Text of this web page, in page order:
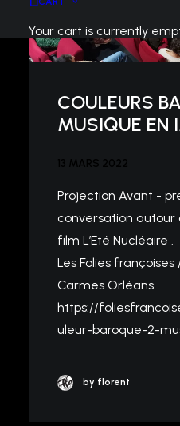
Your cart is currently
COULEURS
MUSIQUE EN
13 MARS 2022
Projection Avant -
conversation autour
film L’Eté Nucléaire .
Les Folies
Carmes Orléans
https://
uleur-baroque-2-
by florent